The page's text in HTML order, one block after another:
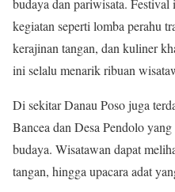
budaya dan pariwisata.
kegiatan seperti lomba perahu
kerajinan tangan, dan kuliner
ini selalu menarik ribuan
Di sekitar Danau Poso juga
Bancea dan Desa Pendolo
budaya. Wisatawan dapat
tangan, hingga upacara adat